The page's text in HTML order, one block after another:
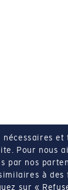
nécessaires
Pour nous
par nos
à
sur «